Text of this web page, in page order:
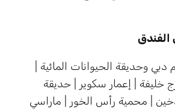
الفندق
دبي وحديقة الحيوانات المائية |
خليفة | إعمار سكوير | حديقة
| محمية رأس الخور | ماراسي